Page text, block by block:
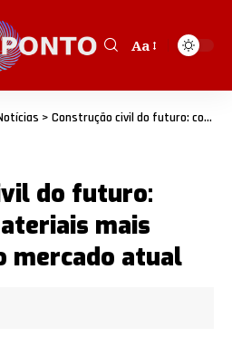
Aa
> Construção civil do futuro: conheça os materiais mais inovadores do mercado atual
do futuro:
mais
mercado atual